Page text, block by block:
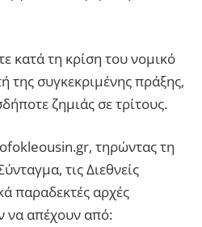
κατά τη κρίση του νομικό
της συγκεκριμένης πράξης,
ζημιάς σε τρίτους.
τηρώντας τη
τις Διεθνείς
παραδεκτές αρχές
να απέχουν από: